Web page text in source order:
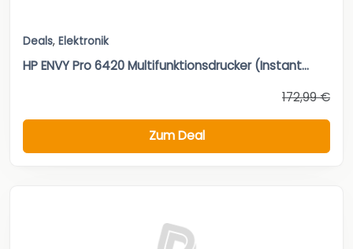
Deals, Elektronik
HP ENVY Pro 6420 Multifunktionsdrucker (Instant...
172,99 €
Zum Deal